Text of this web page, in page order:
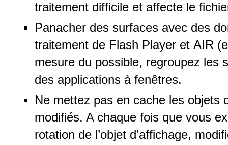
traitement difficile et affecte le
Panacher des surfaces avec des
traitement de Flash Player et AIR
mesure du possible, regroupez les
des applications à fenêtres.
Ne mettez pas en cache les objets
modifiés. A chaque fois que vous
rotation de l’objet d’affichage,